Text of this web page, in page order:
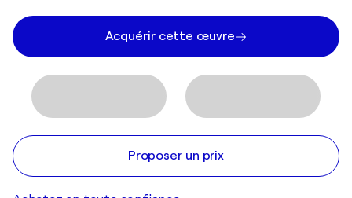
Acquérir cette œuvre
Proposer un prix